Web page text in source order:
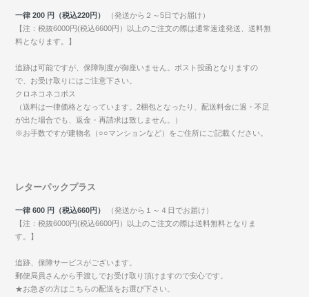
一律 200 円（税込220円）
（発送から２～5日でお届け）
【注：税抜6000円(税込6600円）以上のご注文の際は通常速達発送、送料無
料となります。】
追跡は可能ですが、保障制度が御座いません。ポスト投函となりますの
で、お受け取りにはご注意下さい。
クロネコネコポス
（送料は一律価格となっています。2梱包となったり、配送料金に過・不足
が出た場合でも、返金・再請求は致しません。）
※お手数ですが建物名（○○マンションなど）をご住所にご記載ください。
レターパックプラス
一律 600 円（税込660円）
（発送から１～４日でお届け）
【注：税抜6000円(税込6600円）以上のご注文の際は送料無料となりま
す。】
追跡、保障サービスがございます。
郵便局員さんから手渡しでお受け取り頂けますので安心です。
★お急ぎの方はこちらの配送をお選び下さい。